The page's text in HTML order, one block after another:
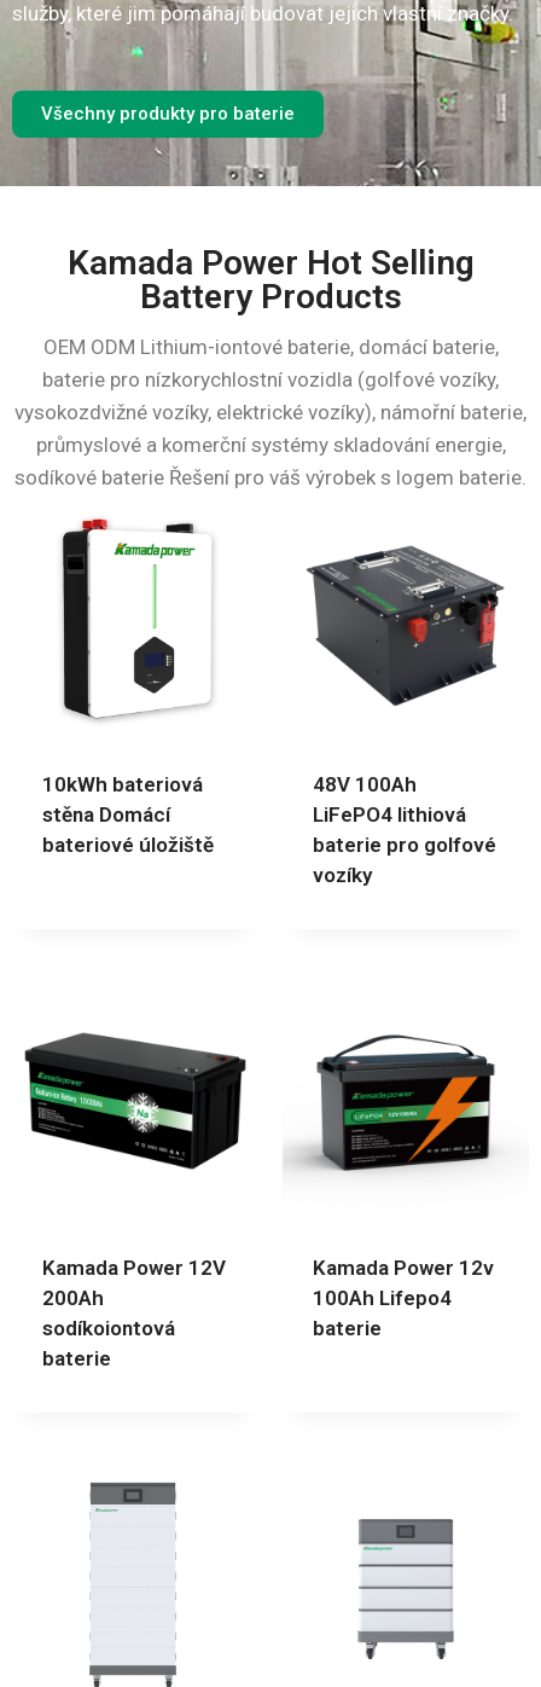
služby, které jim pomáhají budovat jejich vlastní značky.
Všechny produkty pro baterie
Kamada Power Hot Selling
Battery Products
OEM ODM Lithium-iontové baterie, domácí baterie,
baterie pro nízkorychlostní vozidla (golfové vozíky,
vysokozdvižné vozíky, elektrické vozíky), námořní baterie,
průmyslové a komerční systémy skladování energie,
sodíkové baterie Řešení pro váš výrobek s logem baterie.
10kWh bateriová
stěna Domácí
bateriové úložiště
48V 100Ah
LiFePO4 lithiová
baterie pro golfové
vozíky
Kamada Power 12V
200Ah
sodíkoiontová
baterie
Kamada Power 12v
100Ah Lifepo4
baterie